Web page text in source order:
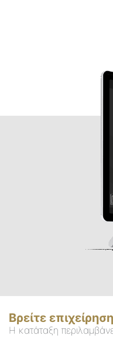
Βρείτε επιχείρηση
Η κατάταξη